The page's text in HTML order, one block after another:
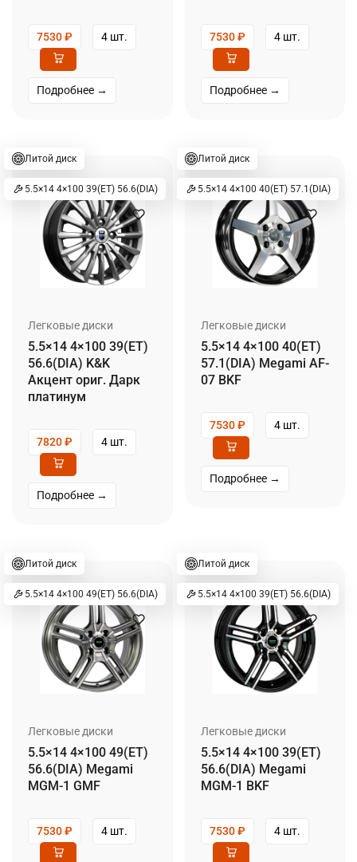
7530₽ 4 шт.
Подробнее →
7530₽ 4 шт.
Подробнее →
Литой диск
5.5×14 4×100 39(ET) 56.6(DIA)
Легковые диски
5.5×14 4×100 39(ET)
56.6(DIA) K&K
Акцент ориг. Дарк
платинум
7820₽ 4 шт.
Подробнее →
Литой диск
5.5×14 4×100 40(ET) 57.1(DIA)
Легковые диски
5.5×14 4×100 40(ET)
57.1(DIA) Megami AF-
07 BKF
7530₽ 4 шт.
Подробнее →
Литой диск
5.5×14 4×100 49(ET) 56.6(DIA)
Легковые диски
5.5×14 4×100 49(ET)
56.6(DIA) Megami
MGM-1 GMF
7530₽ 4 шт.
Литой диск
5.5×14 4×100 39(ET) 56.6(DIA)
Легковые диски
5.5×14 4×100 39(ET)
56.6(DIA) Megami
MGM-1 BKF
7530₽ 4 шт.